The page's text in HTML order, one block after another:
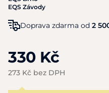
EQS Závody
Doprava zdarma od 2
330 Kč
273 Kč bez DPH